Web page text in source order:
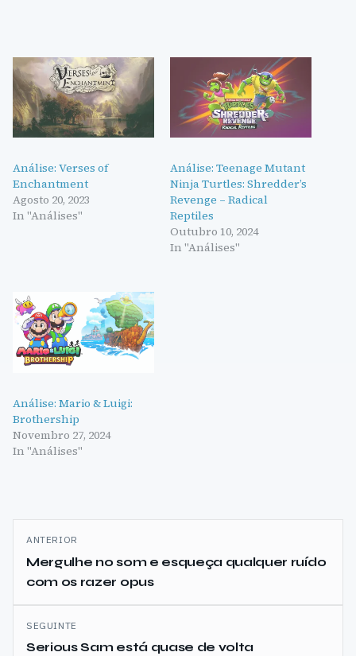
Análise: Verses of
Enchantment
Agosto 20, 2023
In "Análises"
Análise: Teenage Mutant
Ninja Turtles: Shredder’s
Revenge – Radical
Reptiles
Outubro 10, 2024
In "Análises"
Análise: Mario & Luigi:
Brothership
Novembro 27, 2024
In "Análises"
Navegação
de
artigos
ANTERIOR
Mergulhe no som e esqueça qualquer ruído
com os razer opus
SEGUINTE
Serious Sam está quase de volta